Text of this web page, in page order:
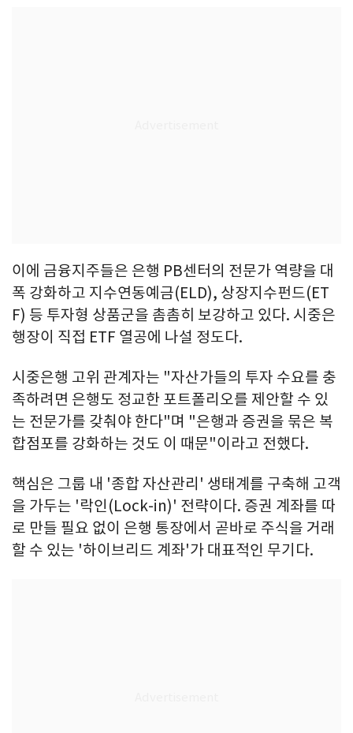
이에 금융지주들은 은행 PB센터의 전문가 역량을 대
폭 강화하고 지수연동예금(ELD), 상장지수펀드(ET
F) 등 투자형 상품군을 촘촘히 보강하고 있다. 시중은
행장이 직접 ETF 열공에 나설 정도다.
시중은행 고위 관계자는 "자산가들의 투자 수요를 충
족하려면 은행도 정교한 포트폴리오를 제안할 수 있
는 전문가를 갖춰야 한다"며 "은행과 증권을 묶은 복
합점포를 강화하는 것도 이 때문"이라고 전했다.
핵심은 그룹 내 '종합 자산관리' 생태계를 구축해 고객
을 가두는 '락인(Lock-in)' 전략이다. 증권 계좌를 따
로 만들 필요 없이 은행 통장에서 곧바로 주식을 거래
할 수 있는 '하이브리드 계좌'가 대표적인 무기다.